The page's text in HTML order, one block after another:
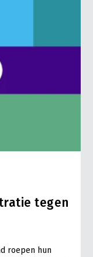
tegen
roepen hun